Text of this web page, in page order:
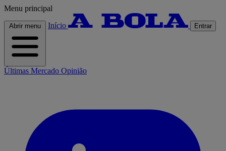
Menu principal
Abrir menu Início Entrar
Últimas Mercado Opinião